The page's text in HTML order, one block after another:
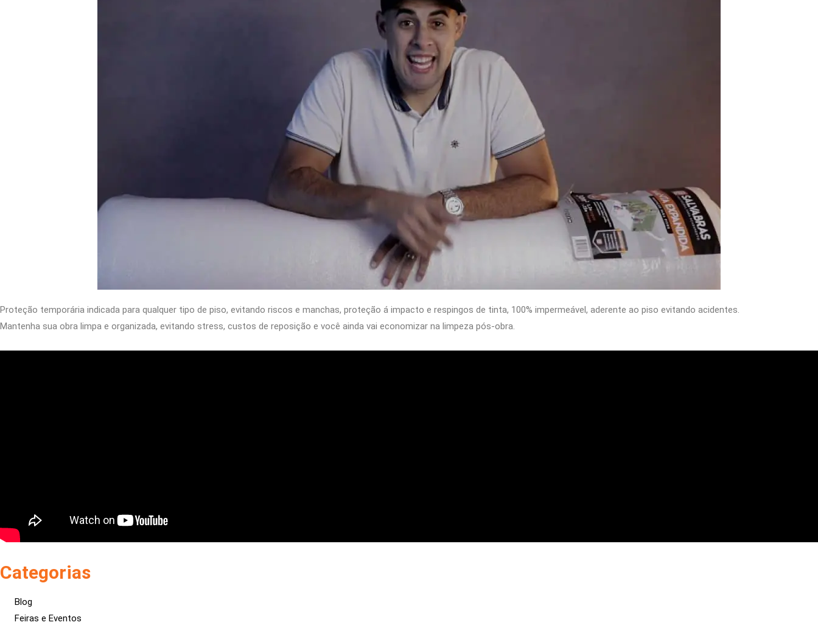
Proteção temporária indicada para qualquer tipo de piso, evitando riscos e manchas, proteção á impacto e respingos de tinta, 100% impermeável, aderente ao piso evitando acidentes.
Mantenha sua obra limpa e organizada, evitando stress, custos de reposição e você ainda vai economizar na limpeza pós-obra.
Categorias
Blog
Feiras e Eventos